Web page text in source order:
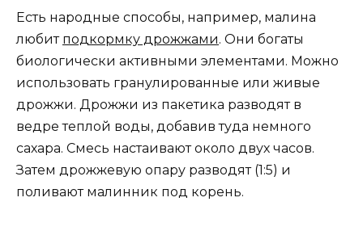
Есть народные способы, например, малина
любит подкормку дрожжами. Они богаты
биологически активными элементами. Можно
использовать гранулированные или живые
дрожжи. Дрожжи из пакетика разводят в
ведре теплой воды, добавив туда немного
сахара. Смесь настаивают около двух часов.
Затем дрожжевую опару разводят (1:5) и
поливают малинник под корень.